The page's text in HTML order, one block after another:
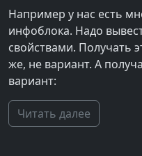
Например у нас есть
инфоблока. Надо
свойствами. Получать
же, не вариант. А
вариант:
Читать далее